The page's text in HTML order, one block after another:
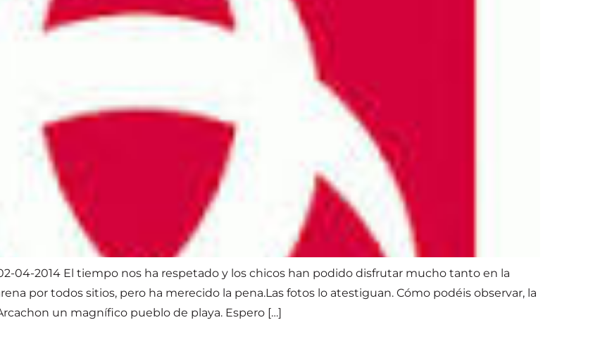
04-2014 El tiempo nos ha respetado y los chicos han podido disfrutar mucho tanto en la
por todos sitios, pero ha merecido la pena.Las fotos lo atestiguan. Cómo podéis observar, la
un magnífico pueblo de playa. Espero […]